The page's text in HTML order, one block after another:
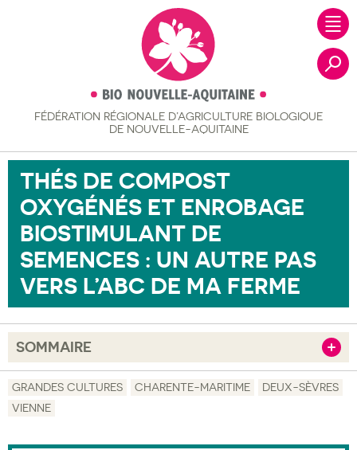
FÉDÉRATION RÉGIONALE D’AGRICULTURE BIOLOGIQUE
DE NOUVELLE-AQUITAINE
THÉS DE COMPOST
OXYGÉNÉS ET ENROBAGE
BIOSTIMULANT DE
SEMENCES : UN AUTRE PAS
VERS L’ABC DE MA FERME
SOMMAIRE
Description
Public visé
GRANDES CULTURES CHARENTE-MARITIME
DEUX-SÈVRES
VIENNE